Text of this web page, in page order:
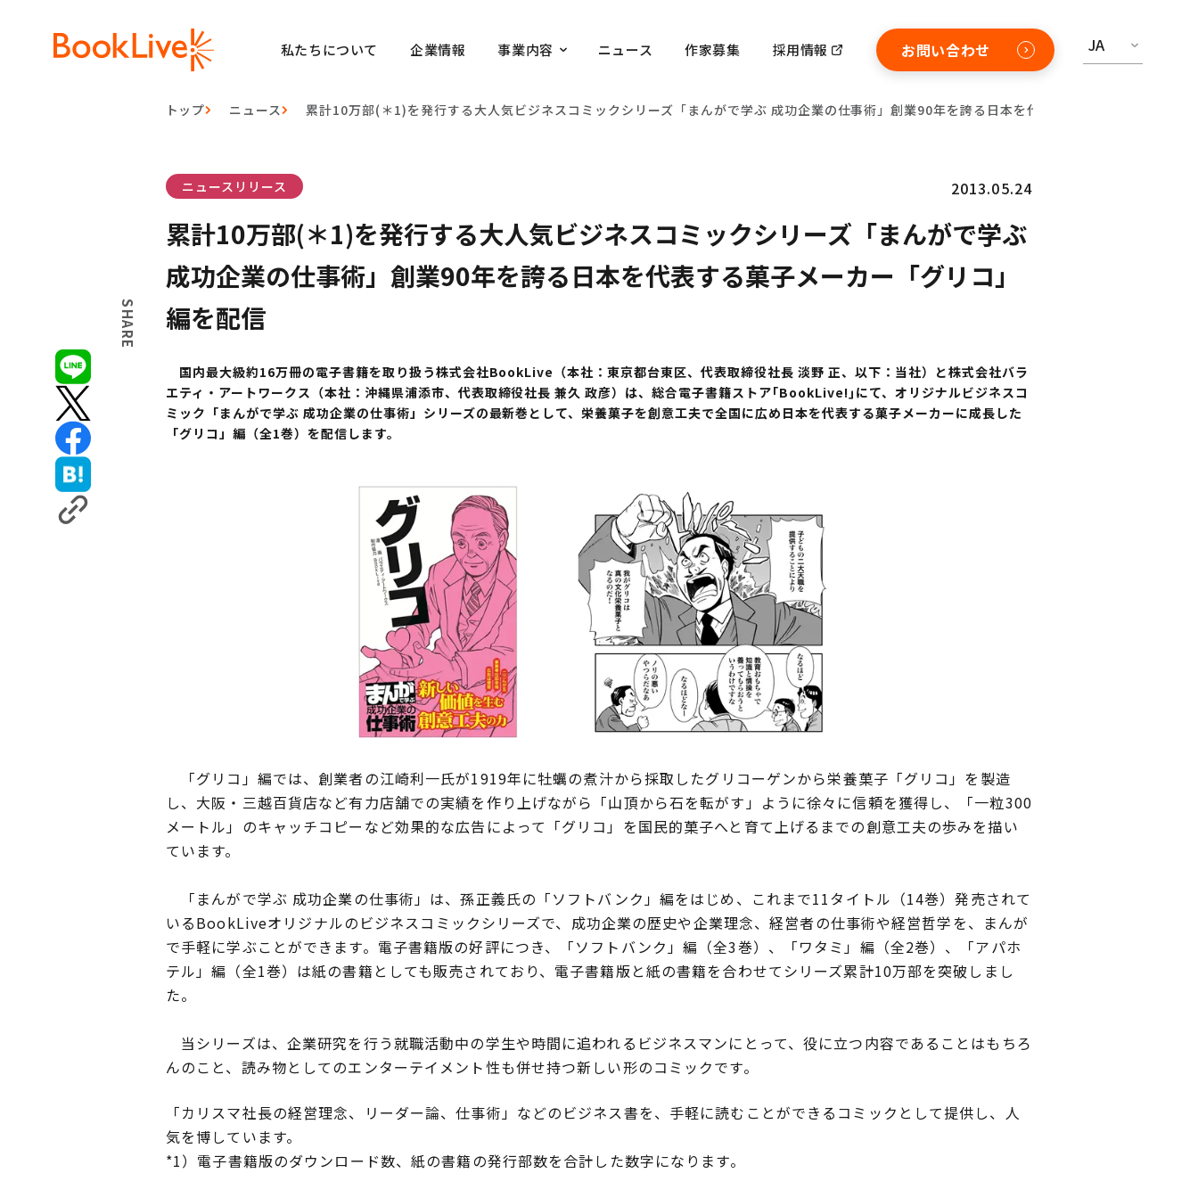
私たちについて 企業情報 事業内容 ニュース 作家募集 採用情報 お問い合わせ JA
トップ ニュース 累計10万部(＊1)を発行する大人気ビジネスコミックシリーズ「まんがで学ぶ 成功企業の仕事術」創業90年を誇る日本を代表する菓子メーカー「グ
SHARE
ニュースリリース 2013.05.24
累計10万部(＊1)を発行する大人気ビジネスコミックシリーズ「まんがで学ぶ
成功企業の仕事術」創業90年を誇る日本を代表する菓子メーカー「グリコ」
編を配信
国内最大級約16万冊の電子書籍を取り扱う株式会社BookLive（本社：東京都台東区、代表取締役社長 淡野 正、以下：当社）と株式会社バラ
エティ・アートワークス（本社：沖縄県浦添市、代表取締役社長 兼久 政彦）は、総合電子書籍ストア｢BookLive!｣にて、オリジナルビジネスコ
ミック「まんがで学ぶ 成功企業の仕事術」シリーズの最新巻として、栄養菓子を創意工夫で全国に広め日本を代表する菓子メーカーに成長した
「グリコ」編（全1巻）を配信します。
「グリコ」編では、創業者の江崎利一氏が1919年に牡蠣の煮汁から採取したグリコーゲンから栄養菓子「グリコ」を製造
し、大阪・三越百貨店など有力店舗での実績を作り上げながら「山頂から石を転がす」ように徐々に信頼を獲得し、「一粒300
メートル」のキャッチコピーなど効果的な広告によって「グリコ」を国民的菓子へと育て上げるまでの創意工夫の歩みを描い
ています。
「まんがで学ぶ 成功企業の仕事術」は、孫正義氏の「ソフトバンク」編をはじめ、これまで11タイトル（14巻）発売されて
いるBookLiveオリジナルのビジネスコミックシリーズで、成功企業の歴史や企業理念、経営者の仕事術や経営哲学を、まんが
で手軽に学ぶことができます。電子書籍版の好評につき、「ソフトバンク」編（全3巻）、「ワタミ」編（全2巻）、「アパホ
テル」編（全1巻）は紙の書籍としても販売されており、電子書籍版と紙の書籍を合わせてシリーズ累計10万部を突破しまし
た。
当シリーズは、企業研究を行う就職活動中の学生や時間に追われるビジネスマンにとって、役に立つ内容であることはもちろ
んのこと、読み物としてのエンターテイメント性も併せ持つ新しい形のコミックです。
「カリスマ社長の経営理念、リーダー論、仕事術」などのビジネス書を、手軽に読むことができるコミックとして提供し、人
気を博しています。
*1）電子書籍版のダウンロード数、紙の書籍の発行部数を合計した数字になります。